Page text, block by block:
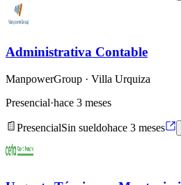
Administrativa Contable
ManpowerGroup · Villa Urquiza
Presencial·hace 3 meses
PresencialSin sueldohace 3 meses